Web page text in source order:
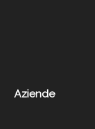
Aziende